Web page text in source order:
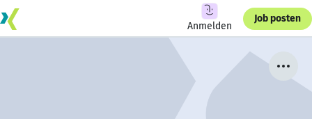
Anmelden
Job posten